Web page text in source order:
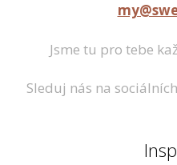
Jsme tu pro tebe
Sleduj nás na